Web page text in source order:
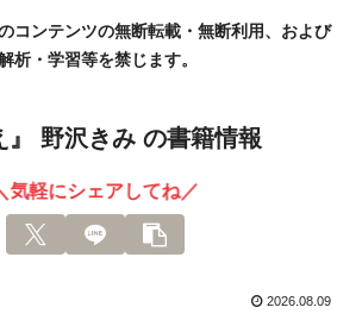
コンテンツの無断転載・無断利用、および
析・学習等を禁じます。
』 野沢きみ の書籍情報
＼気軽にシェアしてね／
2026.08.09